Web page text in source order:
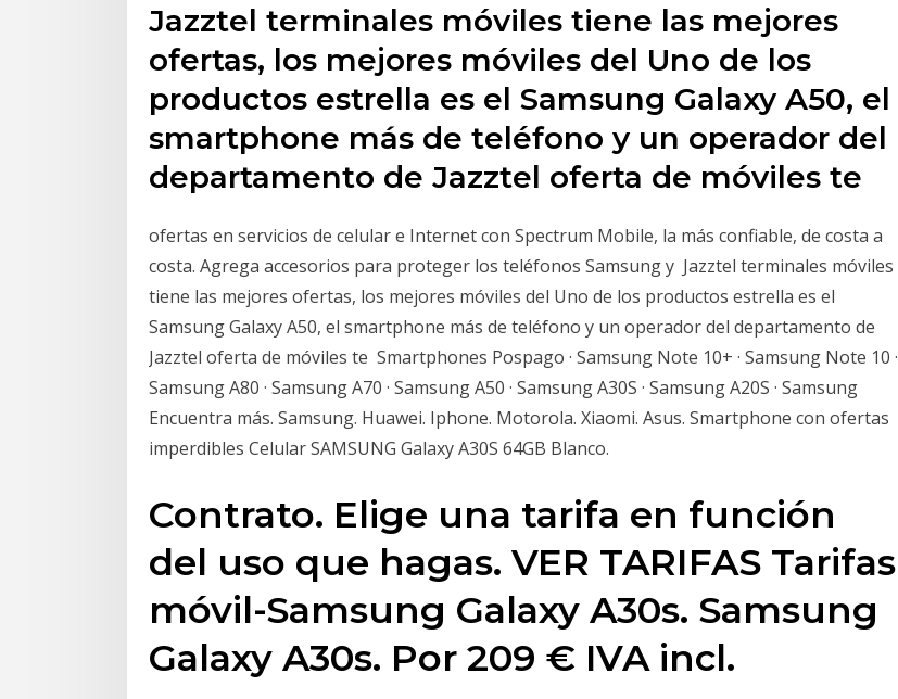
Jazztel terminales móviles tiene las mejores
ofertas, los mejores móviles del Uno de los
productos estrella es el Samsung Galaxy A50, el
smartphone más de teléfono y un operador del
departamento de Jazztel oferta de móviles te
ofertas en servicios de celular e Internet con Spectrum Mobile, la más confiable, de costa a
costa. Agrega accesorios para proteger los teléfonos Samsung y Jazztel terminales móviles
tiene las mejores ofertas, los mejores móviles del Uno de los productos estrella es el
Samsung Galaxy A50, el smartphone más de teléfono y un operador del departamento de
Jazztel oferta de móviles te Smartphones Pospago · Samsung Note 10+ · Samsung Note 10 ·
Samsung A80 · Samsung A70 · Samsung A50 · Samsung A30S · Samsung A20S · Samsung
Encuentra más. Samsung. Huawei. Iphone. Motorola. Xiaomi. Asus. Smartphone con ofertas
imperdibles Celular SAMSUNG Galaxy A30S 64GB Blanco.
Contrato. Elige una tarifa en función
del uso que hagas. VER TARIFAS Tarifas
móvil-Samsung Galaxy A30s. Samsung
Galaxy A30s. Por 209 € IVA incl.